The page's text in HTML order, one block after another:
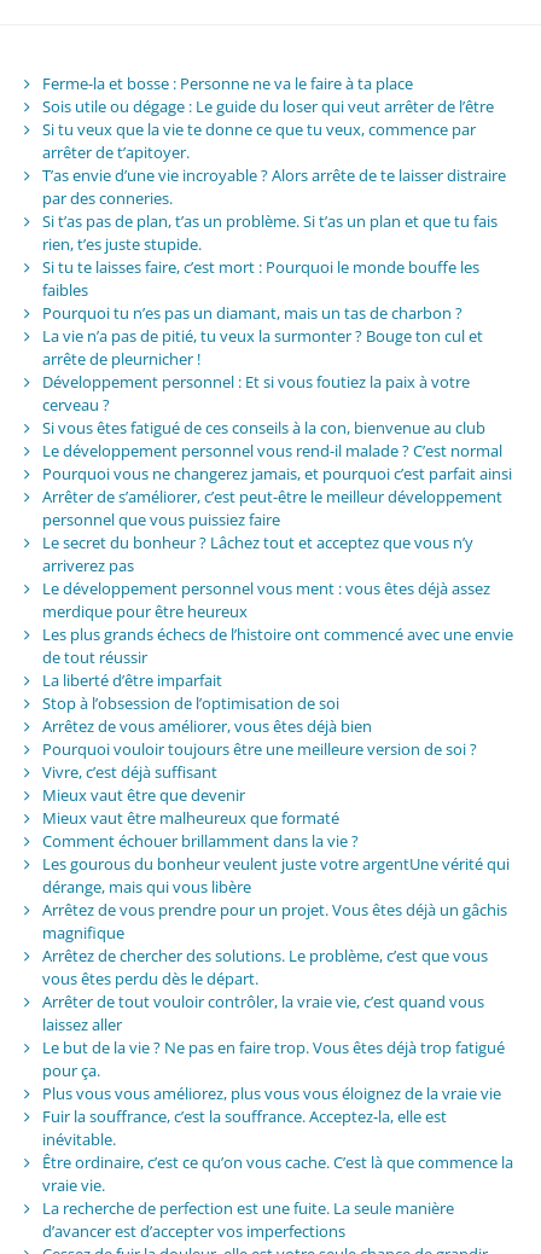
Ferme-la et bosse : Personne ne va le faire à ta place
Sois utile ou dégage : Le guide du loser qui veut arrêter de l’être
Si tu veux que la vie te donne ce que tu veux, commence par
arrêter de t’apitoyer.
T’as envie d’une vie incroyable ? Alors arrête de te laisser distraire
par des conneries.
Si t’as pas de plan, t’as un problème. Si t’as un plan et que tu fais
rien, t’es juste stupide.
Si tu te laisses faire, c’est mort : Pourquoi le monde bouffe les
faibles
Pourquoi tu n’es pas un diamant, mais un tas de charbon ?
La vie n’a pas de pitié, tu veux la surmonter ? Bouge ton cul et
arrête de pleurnicher !
Développement personnel : Et si vous foutiez la paix à votre
cerveau ?
Si vous êtes fatigué de ces conseils à la con, bienvenue au club
Le développement personnel vous rend-il malade ? C’est normal
Pourquoi vous ne changerez jamais, et pourquoi c’est parfait ainsi
Arrêter de s’améliorer, c’est peut-être le meilleur développement
personnel que vous puissiez faire
Le secret du bonheur ? Lâchez tout et acceptez que vous n’y
arriverez pas
Le développement personnel vous ment : vous êtes déjà assez
merdique pour être heureux
Les plus grands échecs de l’histoire ont commencé avec une envie
de tout réussir
La liberté d’être imparfait
Stop à l’obsession de l’optimisation de soi
Arrêtez de vous améliorer, vous êtes déjà bien
Pourquoi vouloir toujours être une meilleure version de soi ?
Vivre, c’est déjà suffisant
Mieux vaut être que devenir
Mieux vaut être malheureux que formaté
Comment échouer brillamment dans la vie ?
Les gourous du bonheur veulent juste votre argentUne vérité qui
dérange, mais qui vous libère
Arrêtez de vous prendre pour un projet. Vous êtes déjà un gâchis
magnifique
Arrêtez de chercher des solutions. Le problème, c’est que vous
vous êtes perdu dès le départ.
Arrêter de tout vouloir contrôler, la vraie vie, c’est quand vous
laissez aller
Le but de la vie ? Ne pas en faire trop. Vous êtes déjà trop fatigué
pour ça.
Plus vous vous améliorez, plus vous vous éloignez de la vraie vie
Fuir la souffrance, c’est la souffrance. Acceptez-la, elle est
inévitable.
Être ordinaire, c’est ce qu’on vous cache. C’est là que commence la
vraie vie.
La recherche de perfection est une fuite. La seule manière
d’avancer est d’accepter vos imperfections